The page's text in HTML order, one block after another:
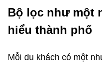
Bộ lọc như một
hiểu thành phố
Mỗi du khách có một